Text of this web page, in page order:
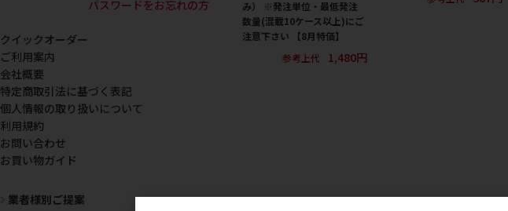
み） ※発注単位・最低発注
数量(混載10ケース以上)にご
注意下さい 【8月特価】
参考上代
1,480円
パスワードをお忘れの方
クイックオーダー
ご利用案内
会社概要
特定商取引法に基づく表記
個人情報の取り扱いについて
利用規約
お問い合わせ
お買い物ガイド
業者様別ご提案